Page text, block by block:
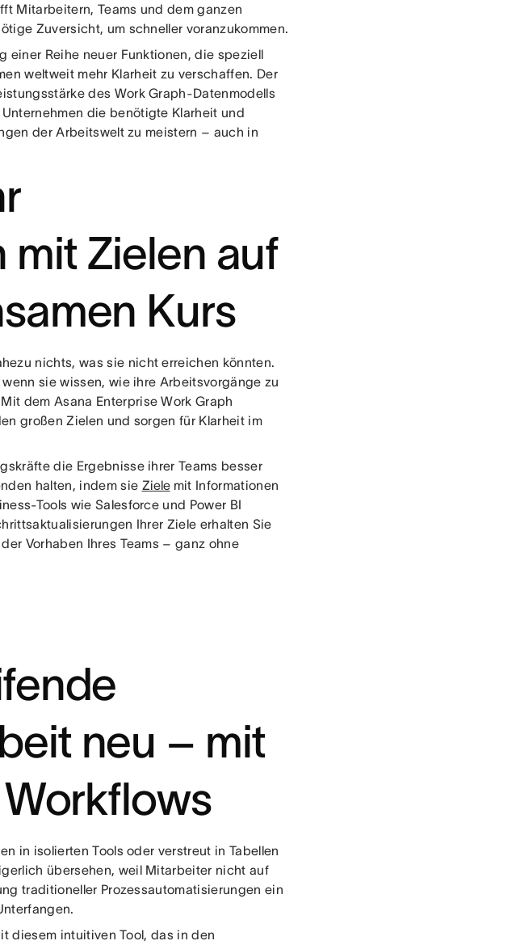
Mitarbeitern, Teams und dem ganzen
Zuversicht, um schneller voranzukommen.
einer Reihe neuer Funktionen, die speziell
weltweit mehr Klarheit zu verschaffen. Der
des Work Graph-Datenmodells
die benötigte Klarheit und
der Arbeitswelt zu meistern – auch in
mit Zielen auf
Kurs
nichts, was sie nicht erreichen könnten.
sie wissen, wie ihre Arbeitsvorgänge zu
dem Asana Enterprise Work Graph
großen Zielen und sorgen für Klarheit im
die Ergebnisse ihrer Teams besser
halten, indem sie Zielemit Informationen
Tools wie Salesforce und Power BI
Ihrer Ziele erhalten Sie
Vorhaben Ihres Teams – ganz ohne
neu – mit
in isolierten Tools oder verstreut in Tabellen
übersehen, weil Mitarbeiter nicht auf
traditioneller Prozessautomatisierungen ein
diesem intuitiven Tool, das in den